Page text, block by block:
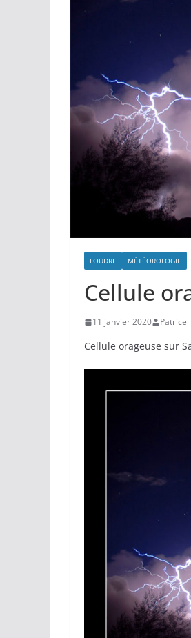
FOUDRE MÉTÉOROLOGIE
Cellule
11 janvier 2020 Patrice
Cellule orageuse sur